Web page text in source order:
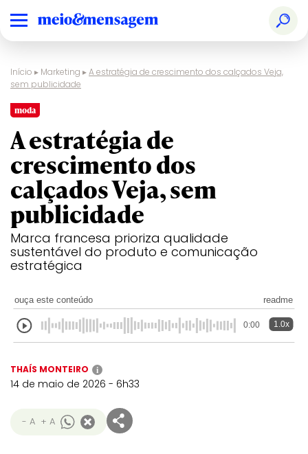
Início ▸ Marketing ▸A estratégia de crescimento dos calçados Veja,
sem publicidade
moda
A estratégia de
crescimento dos
calçados Veja, sem
publicidade
Marca francesa prioriza qualidade
sustentável do produto e comunicação
estratégica
ouça este conteúdo readme
0:00 1.0x
THAÍS MONTEIRO i
14 de maio de 2026 - 6h33
- A + A